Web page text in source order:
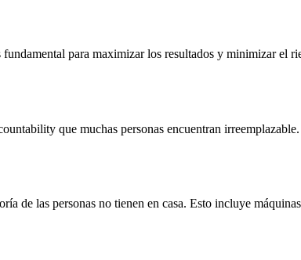
para maximizar los resultados y minimizar el
que muchas personas encuentran
de las personas no tienen en casa. Esto incluye